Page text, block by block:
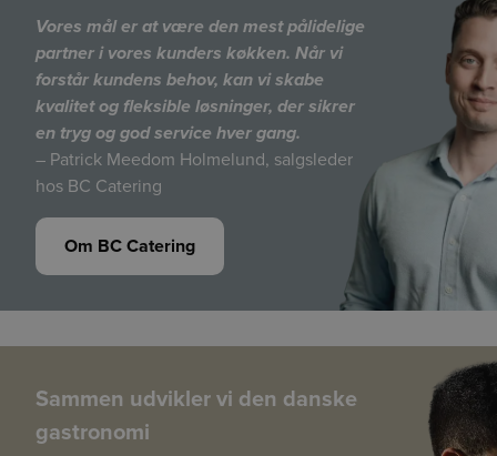
Vores mål er at være den mest pålidelige
partner i vores kunders køkken. Når vi
forstår kundens behov, kan vi skabe
kvalitet og fleksible løsninger, der sikrer
en tryg og god service hver gang.
– Patrick Meedom Holmelund, salgsleder
hos BC Catering
Om BC Catering
Sammen udvikler vi den danske
gastronomi